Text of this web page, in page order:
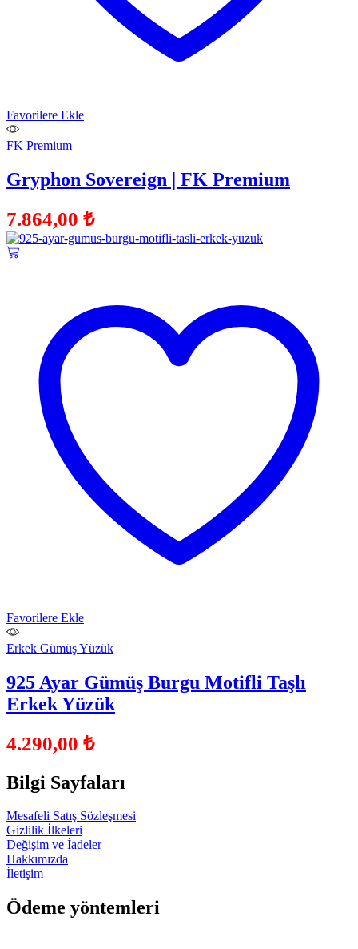
Favorilere Ekle
FK Premium
Gryphon Sovereign | FK Premium
7.864,00 ₺
Favorilere Ekle
Erkek Gümüş Yüzük
925 Ayar Gümüş Burgu Motifli Taşlı
Erkek Yüzük
4.290,00 ₺
Bilgi Sayfaları
Mesafeli Satış Sözleşmesi
Gizlilik İlkeleri
Değişim ve İadeler
Hakkımızda
İletişim
Ödeme yöntemleri